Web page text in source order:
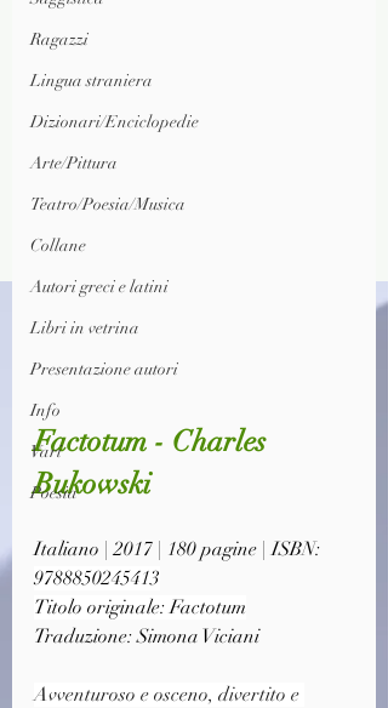
Ragazzi
Lingua straniera
Dizionari/Enciclopedie
Arte/Pittura
Teatro/Poesia/Musica
Collane
Autori greci e latini
Libri in vetrina
Presentazione autori
Info
Vari
Poesia
Factotum - Charles
Bukowski
Italiano | 2017 | 180 pagine | ISBN:
9788850245413
Titolo originale: Factotum
Traduzione: Simona Viciani
Avventuroso e osceno, divertito e